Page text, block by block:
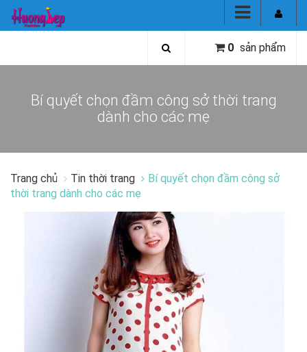
0 sản phẩm
Bí quyết chọn đầm công sở thời trang
dành cho các mẹ
Trang chủ Tin thời trang
Bí quyết chọn đầm công sở
thời trang dành cho các mẹ